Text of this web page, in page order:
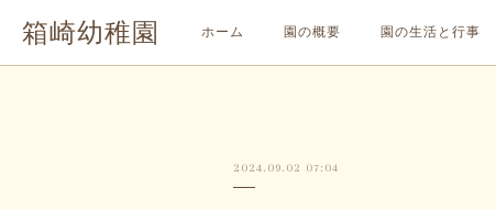
箱崎幼稚園 ホーム 園の概要 園の生活と行事
2024.09.02 07:04